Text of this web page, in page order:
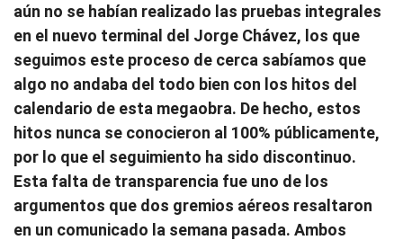
aún no se habían realizado las pruebas integrales
en el nuevo terminal del Jorge Chávez, los que
seguimos este proceso de cerca sabíamos que
algo no andaba del todo bien con los hitos del
calendario de esta megaobra. De hecho, estos
hitos nunca se conocieron al 100% públicamente,
por lo que el seguimiento ha sido discontinuo.
Esta falta de transparencia fue uno de los
argumentos que dos gremios aéreos resaltaron
en un comunicado la semana pasada. Ambos